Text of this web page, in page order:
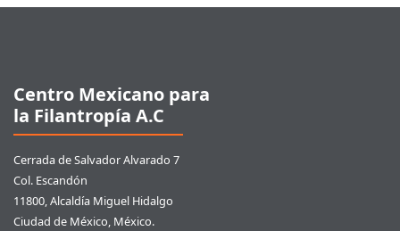
Centro Mexicano para
la Filantropía A.C
Cerrada de Salvador Alvarado 7
Col. Escandón
11800, Alcaldía Miguel Hidalgo
Ciudad de México, México.